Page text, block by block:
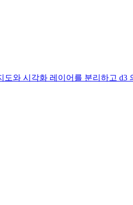
와 시각화 레이어를 분리하고